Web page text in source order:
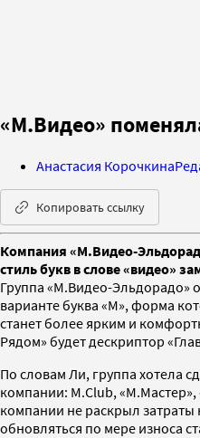
«М.Видео»
Анастасия Корочкина
Копировать ссылку
Компания «М.Видео-
стиль букв в слове «видео»
Группа «М.Видео-Эльдорадо»
варианте буква «М», форма
станет более ярким и
Рядом» будет дескриптор
По словам Ли, группа хотела
компании: M.Сlub, «М.Мастер»,
компании не раскрыл затраты
обновляться по мере износа